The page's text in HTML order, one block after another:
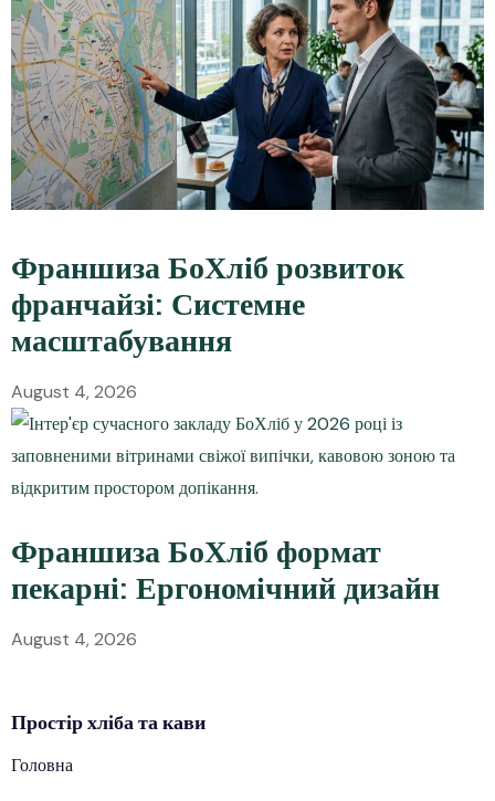
Франшиза БоХліб розвиток
франчайзі: Системне
масштабування
August 4, 2026
Франшиза БоХліб формат
пекарні: Ергономічний дизайн
August 4, 2026
Простірхлібата кави
Головна